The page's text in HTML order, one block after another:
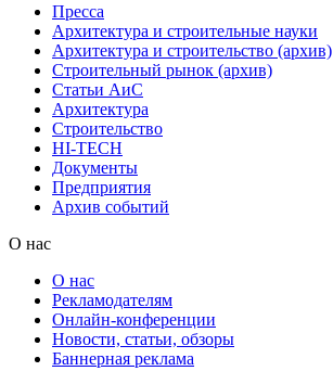
Пресса
Архитектура и строительные науки
Архитектура и строительство (архив)
Строительный рынок (архив)
Статьи АиС
Архитектура
Строительство
HI-TECH
Документы
Предприятия
Архив событий
О нас
О нас
Рекламодателям
Онлайн-конференции
Новости, статьи, обзоры
Баннерная реклама